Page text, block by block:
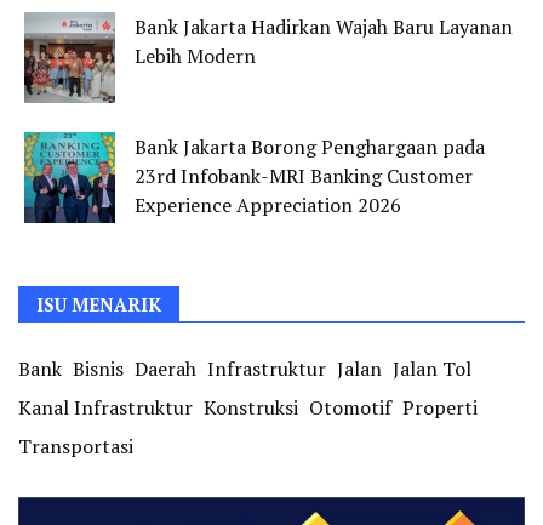
Bank Jakarta Hadirkan Wajah Baru Layanan
Lebih Modern
Bank Jakarta Borong Penghargaan pada
23rd Infobank-MRI Banking Customer
Experience Appreciation 2026
ISU MENARIK
Bank Bisnis Daerah Infrastruktur Jalan Jalan Tol
Kanal Infrastruktur Konstruksi Otomotif Properti
Transportasi